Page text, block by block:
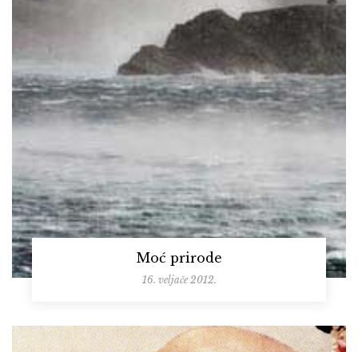
Moć prirode
16. veljače 2012.